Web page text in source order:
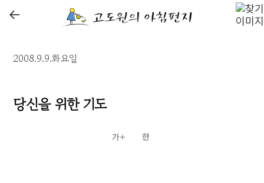
←
2008.9.9.화요일
당신을 위한 기도